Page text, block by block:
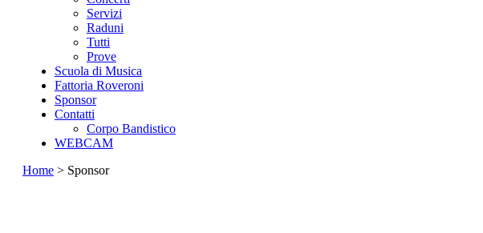
Servizi
Raduni
Tutti
Prove
Scuola di Musica
Fattoria Roveroni
Sponsor
Contatti
Corpo Bandistico
WEBCAM
Home> Sponsor